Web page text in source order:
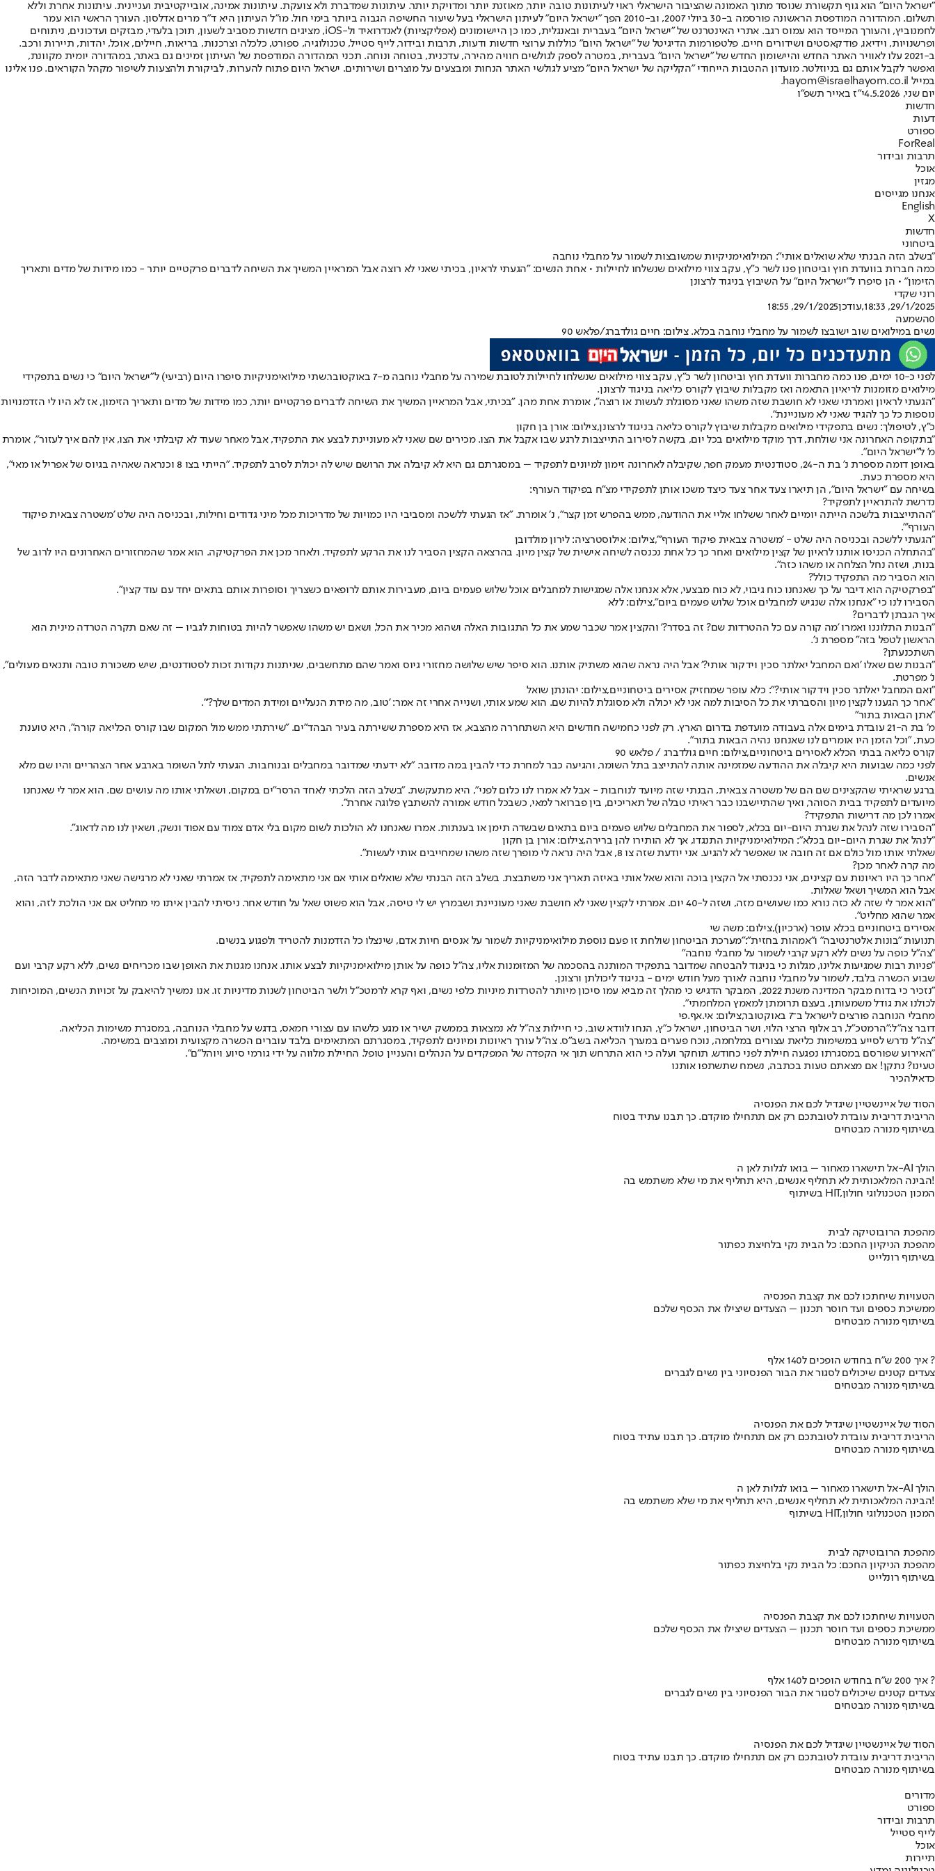
"ישראל היום" הוא גוף תקשורת שנוסד מתוך האמונה שהציבור הישראלי ראוי לעיתונות טובה יותר, מאוזנת יותר ומדויקת יותר. עיתונות שמדברת ולא צועקת. עיתונות אמינה, אובייקטיבית ועניינית. עיתונות אחרת וללא
תשלום. המהדורה המודפסת הראשונה פורסמה ב-30 ביולי 2007, וב-2010 הפך "ישראל היום" לעיתון הישראלי בעל שיעור החשיפה הגבוה ביותר בימי חול. מו"ל העיתון היא ד"ר מרים אדלסון. העורך הראשי הוא עמר
לחמנוביץ, והעורך המייסד הוא עמוס רגב. אתרי האינטרנט של "ישראל היום" בעברית ובאנגלית, כמו כן היישומונים (אפליקציות) לאנדרואיד ול-iOS, מציגים חדשות מסביב לשעון, תוכן בלעדי, מבזקים ועדכונים, ניתוחים
ופרשנויות, וידיאו, פודקאסטים ושידורים חיים. פלטפורמות הדיגיטל של "ישראל היום" כוללות ערוצי חדשות ודעות, תרבות ובידור, לייף סטייל, טכנולוגיה, ספורט, כלכלה וצרכנות, בריאות, חיילים, אוכל, יהדות, תיירות ורכב.
ב-2021 עלו לאוויר האתר החדש והיישומון החדש של "ישראל היום" בעברית, במטרה לספק לגולשים חוויה מהירה, עדכנית, בטוחה ונוחה. תכני המהדורה המודפסת של העיתון זמינים גם באתר, במהדורה יומית מקוונת,
ואפשר לקבל אותם גם בניוזלטר. מועדון ההטבות הייחודי "הקליקה של ישראל היום" מציע לגולשי האתר הנחות ומבצעים על מוצרים ושירותים. ישראל היום פתוח להערות, לביקורת ולהצעות לשיפור מקהל הקוראים. פנו אלינו
במייל hayom@israelhayom.co.il.
יום שני, 4.5.2026
י"ז באייר תשפ"ו
חדשות
דעות
ספורט
ForReal
תרבות ובידור
אוכל
מגזין
אנחנו מגייסים
English
X
חדשות
ביטחוני
״בשלב הזה הבנתי שלא שואלים אותי״: המילואימניקיות שמשובצות לשמור על מחבלי נוחבה
כמה חברות בוועדת חוץ וביטחון פנו לשר כ"ץ, עקב צווי מילואים שנשלחו לחיילות • אחת הנשים: "הגעתי לראיון, בכיתי שאני לא רוצה אבל המראיין המשיך את השיחה לדברים פרקטיים יותר - כמו מידות של מדים ותאריך
הזימון" • הן סיפרו ל"ישראל היום" על השיבוץ בניגוד לרצונן
רוני שקדי
29/1/2025, 18:33
,עודכן29/1/2025, 18:55
0השמעה
נשים במילואים שוב ישובצו לשמור על מחבלי נוחבה בכלא. צילום: חיים גולדברג/פלאש 90
לפני כ-10 ימים, פנו כמה מחברות וועדת חוץ וביטחון לשר כ"ץ, עקב צווי מילואים שנשלחו לחיילות לטובת שמירה על מחבלי נוחבה מ-7 באוקטובר.
שתי מילואימניקיות סיפרו היום (רביעי) ל"ישראל היום" כי נשים בתפקידי
מילואים מזומנות לריאיון התאמה ואז מקבלות שיבוץ לקורס כליאה בניגוד לרצונן.
"הגעתי לראיון ואמרתי שאני לא חושבת שזה משהו שאני מסוגלת לעשות או רוצה", אומרת אחת מהן. "בכיתי, אבל המראיין המשיך את השיחה לדברים פרקטיים יותר, כמו מידות של מדים ותאריך הזימון, אז לא היו לי הזדמנויות
נוספות כל כך להגיד שאני לא מעוניינת".
כ"ץ, לטיפולך: נשים בתפקידי מילואים מקבלות שיבוץ לקורס כליאה בניגוד לרצונן,צילום: אורן בן חקון
"בתקופה האחרונה אני שולחת, דרך מוקד מילואים בכל יום, בקשה לסירוב התייצבות לרגע שבו אקבל את הצו. מכירים שם שאני לא מעוניינת לבצע את התפקיד, אבל מאחר שעוד לא קיבלתי את הצו, אין להם איך לעזור", אומרת
מ' ל"ישראל היום".
באופן דומה מספרת נ' בת ה-24, סטודנטית מעמק חפר, שקיבלה לאחרונה זימון למיונים לתפקיד – במסגרתם גם היא לא קיבלה את הרושם שיש לה יכולת לסרב לתפקיד. "הייתי בצו 8 וכנראה שאהיה בגיוס של אפריל או מאי",
היא מספרת כעת.
בשיחה עם "ישראל היום", הן תיארו צעד אחר צעד כיצד משכו אותן לתפקידי מצ"ח בפיקוד העורף:
נדרשת להתראיין לתפקיד?
"ההתייצבות בלשכה הייתה יומיים לאחר ששלחו אליי את ההודעה, ממש בהפרש זמן קצר", נ׳ אומרת. "אז הגעתי ללשכה ומסביבי היו כמויות של מדריכות מכל מיני גדודים וחילות, ובכניסה היה שלט 'משטרה צבאית פיקוד
העורף'".
"הגעתי ללשכה ובכניסה היה שלט - 'משטרה צבאית פיקוד העורף'",צילום: אילוסטרציה: לירון מולדובן
"בהתחלה הכניסו אותנו לראיון של קצין מילואים ואחר כך כל אחת נכנסה לשיחה אישית של קצין מיון. בהרצאה הקצין הסביר לנו את הרקע לתפקיד, ולאחר מכן את הפרקטיקה. הוא אמר שהמחזורים האחרונים היו לרוב של
בנות, ושזה נחל הצלחה או משהו כזה".
הוא הסביר מה התפקיד כולל?
"בפרקטיקה הוא דיבר על כך שאנחנו כוח גיבוי, לא כוח מבצעי, אלא אנחנו אלה שמגישות למחבלים אוכל שלוש פעמים ביום, מעבירות אותם לרופאים כשצריך וסופרות אותם בתאים יחד עם עוד קצין".
הסבירו לנו כי "אנחנו אלה שנגיש למחבלים אוכל שלוש פעמים ביום",צילום: ללא
איך הגבתן לדברים?
"הבנות התלוננו ואמרו 'מה קורה עם כל ההטרדות שם? זה בסדר?' והקצין אמר שכבר שמע את כל התגובות האלה ושהוא מכיר את הכל, ושאם יש משהו שאפשר להיות בטוחות לגביו – זה שאם תקרה הטרדה מינית הוא
הראשון לטפל בזה" מספרת נ'.
השתכנעתן?
"הבנות שם שאלו 'ואם המחבל יאלתר סכין וידקור אותי?' אבל היה נראה שהוא משתיק אותנו. הוא סיפר שיש שלושה מחזורי גיוס ואמר שהם מתחשבים, שניתנות נקודות זכות לסטודנטים, שיש משכורת טובה ותנאים מעולים",
נ' מפרטת.
"ואם המחבל יאלתר סכין וידקור אותי?": כלא עופר שמחזיק אסירים ביטחוניים,צילום: יהונתן שואל
״אחר כך הגענו לקצין מיון והסברתי את כל הסיבות למה אני לא יכולה ולא מסוגלת להיות שם. הוא שמע אותי, ושנייה אחרי זה אמר: 'טוב, מה מידת הנעליים ומידת המדים שלך?'".
״אתן הבאות בתור״
מ׳ בת ה-21 עובדת בימים אלה בעבודה מועדפת בדרום הארץ. רק לפני כחמישה חודשים היא השתחררה מהצבא, אז היא מספרת ששירתה בעיר הבהד"ים. ״שירתתי ממש מול המקום שבו קורס הכליאה קורה״, היא טוענת
כעת, ״וכל הזמן היו אומרים לנו שאנחנו נהיה הבאות בתור״.
קורס כליאה בבתי הכלא לאסירים ביטחוניים,צילום: חיים גולדברג / פלאש 90
לפני כמה שבועות היא קיבלה את ההודעה שמזמינה אותה להתייצב בתל השומר, והגיעה כבר למחרת כדי להבין במה מדובר. ״לא ידעתי שמדובר במחבלים ובנוחבות. הגעתי לתל השומר בארבע אחר הצהריים והיו שם מלא
אנשים.
ברגע שראיתי שהקצינים שם הם של משטרה צבאית, הבנתי שזה מיועד לנוחבות - אבל לא אמרו לנו כלום לפני״, היא מתעקשת. ״בשלב הזה הלכתי לאחד הרסר"ים במקום, ושאלתי אותו מה עושים שם. הוא אמר לי שאנחנו
מיועדים לתפקיד בבית הסוהר, ואיך שהתיישבנו כבר ראיתי טבלה של תאריכים, בין פברואר למאי, כשבכל חודש אמורה להשתבץ פלוגה אחרת״.
אמרו לכן מה דרישות התפקיד?
״הסבירו שזה לנהל את שגרת היום-יום בכלא, לספור את המחבלים שלוש פעמים ביום בתאים שבשדה תימן או בענתות. אמרו שאנחנו לא הולכות לשום מקום בלי אדם צמוד עם אפוד ונשק, ושאין לנו מה לדאוג".
"לנהל את שגרת היום-יום בכלא": המילואימניקיות התנגדו, אך לא הותירו להן ברירה,צילום: אורן בן חקון
שאלתי אותו מול כולם אם זה חובה או שאפשר לא להגיע. אני יודעת שזה צו 8, אבל היה נראה לי מופרך שזה משהו שמחייבים אותי לעשות״.
מה קרה לאחר מכן?
״אחר כך היו ראיונות עם קצינים, אני נכנסתי אל הקצין בוכה והוא שאל אותי באיזה תאריך אני משתבצת. בשלב הזה הבנתי שלא שואלים אותי אם אני מתאימה לתפקיד, אז אמרתי שאני לא מרגישה שאני מתאימה לדבר הזה,
אבל הוא המשיך ושאל שאלות.
"הוא אמר לי שזה לא כזה נורא כמו שעושים מזה, ושזה ל-40 יום. אמרתי לקצין שאני לא חושבת שאני מעוניינת ושבמרץ יש לי טיסה, אבל הוא פשוט שאל על חודש אחר. ניסיתי להבין איתו מי מחליט אם אני הולכת לזה, והוא
אמר שהוא מחליט".
אסירים ביטחוניים בכלא עופר (ארכיון),צילום: משה שי
תנועות ״בונות אלטרנטיבה״ ו״אמהות בחזית״:״מערכת הביטחון שולחת זו פעם נוספת מילואימניקיות לשמור על אנסים חיות אדם, שינצלו כל הזדמנות להטריד ולפגוע בנשים.
"צה"ל כופה על נשים ללא רקע קרבי לשמור על מחבלי נוחבה"
"פניות רבות שמגיעות אלינו, מגלות כי בניגוד להבטחה שמדובר בתפקיד המותנה בהסכמה של המזומנות אליו, צה״ל כופה על אותן מילואימניקיות לבצע אותו. אנחנו מגנות את האופן שבו מכריחים נשים, ללא רקע קרבי ועם
שבוע הכשרה בלבד, לשמור על מחבלי נוחבה לאורך מעל חודש ימים - בניגוד ליכולתן ורצונן.
״נזכיר כי בדוח מבקר המדינה משנת 2022, המבקר הדגיש כי מהלך זה מביא עמו סיכון מיותר להטרדות מיניות כלפי נשים, ואף קרא לרמטכ״ל ולשר הביטחון לשנות מדיניות זו. אנו נמשיך להיאבק על זכויות הנשים, המוכיחות
לכולנו את גודל משמעותן, בעצם תרומתן למאמץ המלחמתי״.
מחבלי הנוחבה פורצים לישראל ב־7 באוקטובר,צילום: אי.אף.פי
דובר צה"ל:"הרמטכ״ל, רב אלוף הרצי הלוי, ושר הביטחון, ישראל כ״ץ, הנחו לוודא שוב, כי חיילות צה״ל לא נמצאות בממשק ישיר או מגע כלשהו עם עצורי חמאס, בדגש על מחבלי הנוחבה, במסגרת משימות הכליאה.
"צה״ל נדרש לסייע במשימות כליאת עצורים במלחמה, נוכח פערים במערך הכליאה בשב״ס. צה״ל עורך ראיונות ומיונים לתפקיד, במסגרתם המתאימים בלבד עוברים הכשרה מקצועית ומוצבים במשימה.
"האירוע שפורסם במסגרתו נפגעה חיילת לפני כחודש, תוחקר ועלה כי הוא התרחש תוך אי הקפדה של המפקדים על הנהלים והעניין טופל. החיילת מלווה על ידי גורמי סיוע ויוהל״ם".
טעינו? נתקן! אם מצאתם טעות בכתבה, נשמח שתשתפו אותנו
כדאילהכיר
הסוד של איינשטיין שיגדיל לכם את הפנסיה
הריבית דריבית עובדת לטובתכם רק אם תתחילו מוקדם. כך תבנו עתיד בטוח
בשיתוף מנורה מבטחים
אל תישארו מאחור – בואו לגלות לאן ה-AI הולך
הבינה המלאכותית לא תחליף אנשים, היא תחליף את מי שלא משתמש בה!
בשיתוף HIT,המכון הטכנולוגי חולון
מהפכת הרובוטיקה לבית
מהפכת הניקיון החכם: כל הבית נקי בלחיצת כפתור
בשיתוף רונלייט
הטעויות שיחתכו לכם את קצבת הפנסיה
ממשיכת כספים ועד חוסר תכנון – הצעדים שיצילו את הכסף שלכם
בשיתוף מנורה מבטחים
איך 200 ש"ח בחודש הופכים ל140 אלף ?
צעדים קטנים שיכולים לסגור את הבור הפנסיוני בין נשים לגברים
בשיתוף מנורה מבטחים
הסוד של איינשטיין שיגדיל לכם את הפנסיה
הריבית דריבית עובדת לטובתכם רק אם תתחילו מוקדם. כך תבנו עתיד בטוח
בשיתוף מנורה מבטחים
אל תישארו מאחור – בואו לגלות לאן ה-AI הולך
הבינה המלאכותית לא תחליף אנשים, היא תחליף את מי שלא משתמש בה!
בשיתוף HIT,המכון הטכנולוגי חולון
מהפכת הרובוטיקה לבית
מהפכת הניקיון החכם: כל הבית נקי בלחיצת כפתור
בשיתוף רונלייט
הטעויות שיחתכו לכם את קצבת הפנסיה
ממשיכת כספים ועד חוסר תכנון – הצעדים שיצילו את הכסף שלכם
בשיתוף מנורה מבטחים
איך 200 ש"ח בחודש הופכים ל140 אלף ?
צעדים קטנים שיכולים לסגור את הבור הפנסיוני בין נשים לגברים
בשיתוף מנורה מבטחים
הסוד של איינשטיין שיגדיל לכם את הפנסיה
הריבית דריבית עובדת לטובתכם רק אם תתחילו מוקדם. כך תבנו עתיד בטוח
בשיתוף מנורה מבטחים
מדורים
ספורט
תרבות ובידור
לייף סטייל
אוכל
תיירות